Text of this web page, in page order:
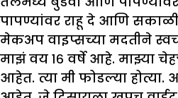
पापण्यांवर राहू दे आणि
मेकअप वाइप्सच्या मदतीने
माझंवय १६ वर्षे आहे. माझ् या
आहेत. त्या मी फोडल्या होत्या.